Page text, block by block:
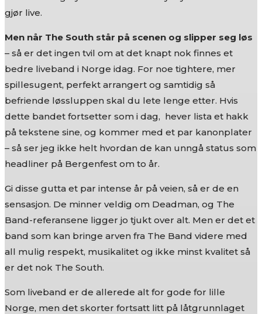
gjør live.
Men når The South står på scenen og slipper seg løs
– så er det ingen tvil om at det knapt nok finnes et
bedre liveband i Norge idag. For noe tightere, mer
spillesugent, perfekt arrangert og samtidig så
befriende løssluppen skal du lete lenge etter. Hvis
dette bandet fortsetter som i dag, hever lista et hakk
på tekstene sine, og kommer med et par kanonplater
– så ser jeg ikke helt hvordan de kan unngå status som
headliner på Bergenfest om to år.
Gi disse gutta et par intense år på veien, så er de en
sensasjon. De minner veldig om Deadman, og The
Band-referansene ligger jo tjukt over alt. Men er det et
band som kan bringe arven fra The Band videre med
all mulig respekt, musikalitet og ikke minst kvalitet så
er det nok The South.
Som liveband er de allerede alt for gode for lille
Norge, men det skorter fortsatt litt på låtgrunnlaget